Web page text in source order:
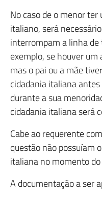
No caso de o menor
italiano, será
interrompam a linha
exemplo, se houver
mas o pai ou a mãe
cidadania italiana
durante a sua
cidadania italiana será
Cabe ao requerente
questão não possuíam
italiana no momento
A documentação a ser